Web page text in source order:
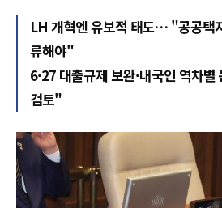
LH 개혁엔 유보적 태도… "공공택
류해야"
6·27 대출규제 보완·내국인 역차
검토"